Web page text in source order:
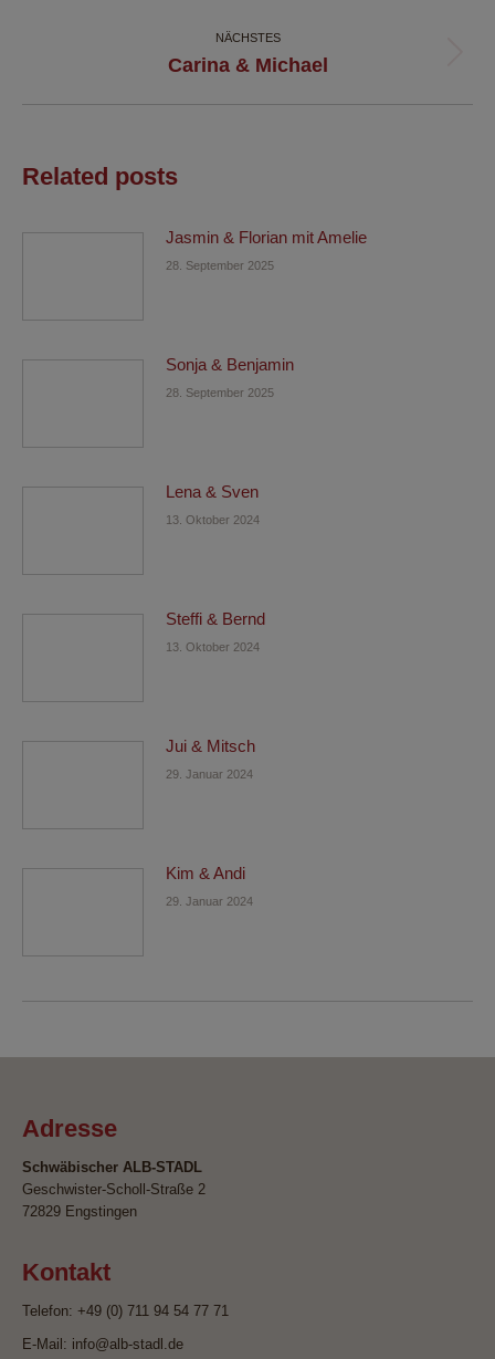
NÄCHSTES
Nächster
Carina & Michael
Related posts
Jasmin & Florian mit Amelie
28. September 2025
Sonja & Benjamin
28. September 2025
Lena & Sven
13. Oktober 2024
Steffi & Bernd
13. Oktober 2024
Jui & Mitsch
29. Januar 2024
Kim & Andi
29. Januar 2024
Adresse
Schwäbischer ALB-STADL
Geschwister-Scholl-Straße 2
72829 Engstingen
Kontakt
Telefon: +49 (0) 711 94 54 77 71
E-Mail: info@alb-stadl.de